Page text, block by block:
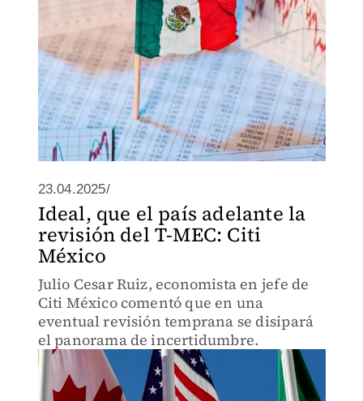
23.04.2025/
Ideal, que el país adelante la
revisión del T-MEC: Citi
México
Julio Cesar Ruiz, economista en jefe de
Citi México comentó que en una
eventual revisión temprana se disipará
el panorama de incertidumbre.